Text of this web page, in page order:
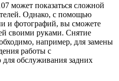
может показаться сложной
Однако, с помощью
и фотографий, вы сможете
своими руками. Снятие
например, для замены
работы с
для обслуживания задних